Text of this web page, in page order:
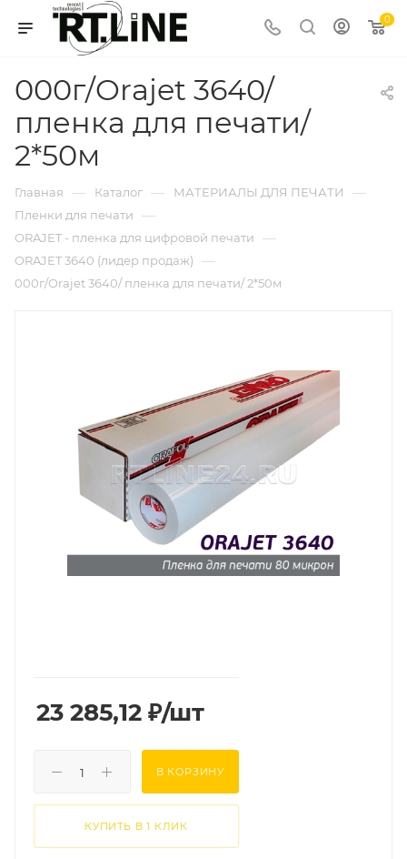
0
000г/Orajet 3640/
пленка для печати/
2*50м
Главная — Каталог — МАТЕРИАЛЫ ДЛЯ ПЕЧАТИ —
Пленки для печати —
ORAJET - пленка для цифровой печати —
ORAJET 3640 (лидер продаж) —
000г/Orajet 3640/ пленка для печати/ 2*50м
23 285,12 ₽/шт
В КОРЗИНУ
КУПИТЬ В 1 КЛИК